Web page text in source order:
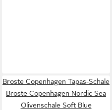
Broste Copenhagen Tapas-Schale
Broste Copenhagen Nordic Sea
Olivenschale Soft Blue